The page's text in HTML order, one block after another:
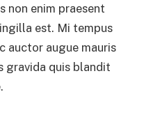
non enim praesent
est. Mi tempus
auctor augue mauris
gravida quis blandit